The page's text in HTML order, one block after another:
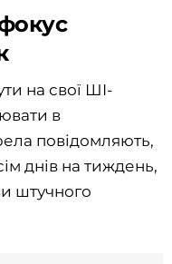
на свої ШІ-
в
повідомляють,
днів на тиждень,
штучного